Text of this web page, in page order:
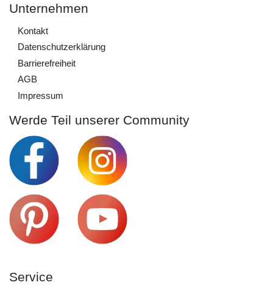
Unternehmen
Kontakt
Daten­schutz­erklärung
Barrierefreiheit
AGB
Impressum
Werde Teil unserer Community
Service